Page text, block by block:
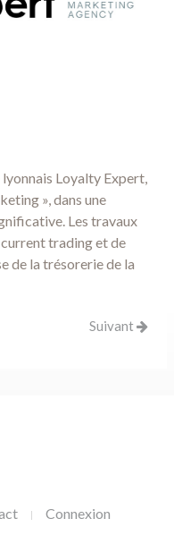
Loyalty Expert
», dans une
Les travaux
current trading et de
de la trésorerie de la
Suivant
Connexion